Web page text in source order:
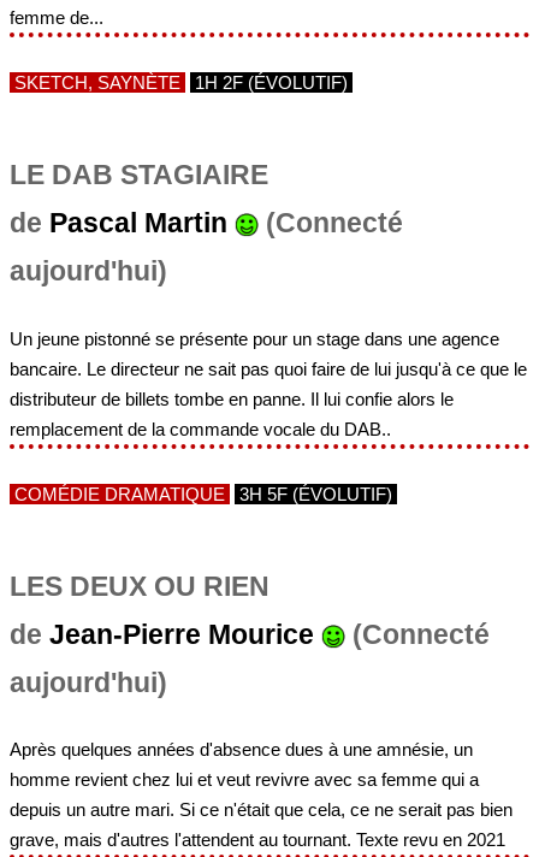
femme de...
SKETCH, SAYNÈTE 1H 2F (ÉVOLUTIF)
LE DAB STAGIAIRE
de Pascal Martin
(Connecté
aujourd'hui)
Un jeune pistonné se présente pour un stage dans une agence
bancaire. Le directeur ne sait pas quoi faire de lui jusqu'à ce que le
distributeur de billets tombe en panne. Il lui confie alors le
remplacement de la commande vocale du DAB..
COMÉDIE DRAMATIQUE 3H 5F (ÉVOLUTIF)
LES DEUX OU RIEN
de Jean-Pierre Mourice
(Connecté
aujourd'hui)
Après quelques années d'absence dues à une amnésie, un
homme revient chez lui et veut revivre avec sa femme qui a
depuis un autre mari. Si ce n'était que cela, ce ne serait pas bien
grave, mais d'autres l'attendent au tournant. Texte revu en 2021